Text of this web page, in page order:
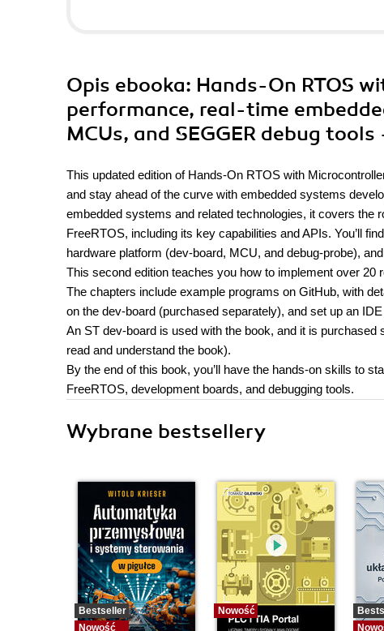
Opis ebooka: Hands-On RTOS
performance, real-time
MCUs, and SEGGER debug
This updated edition of Hands-On RTOS with
and stay ahead of the curve with embedded systems
embedded systems and related technologies, it covers the
FreeRTOS, including its key capabilities and APIs. You’ll
hardware platform (dev-board, MCU, and debug-probe),
This second edition teaches you how to implement over
The chapters include example programs on GitHub, with
on the dev-board (purchased separately), and set up an
An ST dev-board is used with the book, and it is
read and understand the book).
By the end of this book, you’ll have the hands-on skills to
FreeRTOS, development boards, and debugging tools.
Wybrane bestsellery
Bestseller
Nowość
Nowość